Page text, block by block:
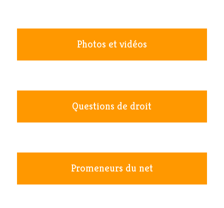
Photos et vidéos
Questions de droit
Promeneurs du net